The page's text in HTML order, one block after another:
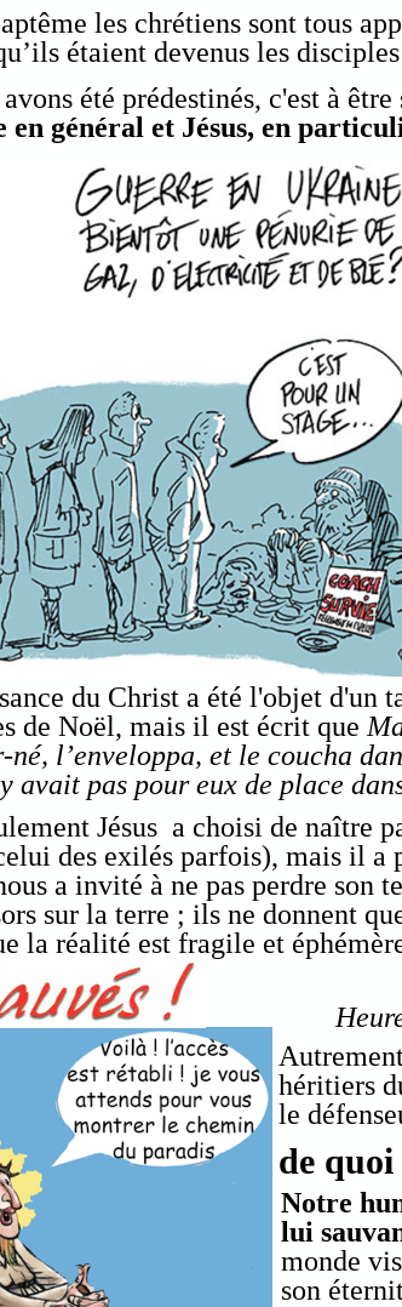
héritiers
le
de quoi
Notre
lui
monde
son
été prédestinés, c'est à
en général et Jésus, en
du Christ a été l'objet d'un
de Noël, mais il est écrit que
né, l’enveloppa, et le coucha
avait pas pour eux de place
Jésus a choisi de naître
des exilés parfois), mais il a
a invité à ne pas perdre son
sur la terre ; ils ne donnent
la réalité est fragile et
les chrétiens sont tous
étaient devenus les